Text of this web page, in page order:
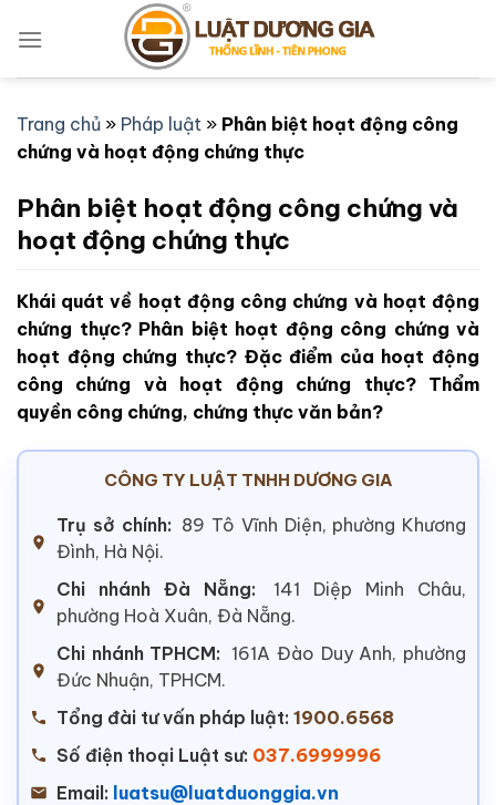
qua
Trang chủ » Pháp luật » Phân biệt hoạt động công
chứng và hoạt động chứng thực
Phân biệt hoạt động công chứng và
hoạt động chứng thực
Khái quát về hoạt động công chứng và hoạt động
chứng thực? Phân biệt hoạt động công chứng và
hoạt động chứng thực? Đặc điểm của hoạt động
công chứng và hoạt động chứng thực? Thẩm
quyền công chứng, chứng thực văn bản?
CÔNG TY LUẬT TNHH DƯƠNG GIA
Trụ sở chính: 89 Tô Vĩnh Diện, phường Khương
Đình, Hà Nội.
Chi nhánh Đà Nẵng:
141 Diệp Minh Châu,
phường Hoà Xuân, Đà Nẵng.
Chi nhánh TPHCM: 161A Đào Duy Anh, phường
Đức Nhuận, TPHCM.
Tổng đài tư vấn pháp luật: 1900.6568
Số điện thoại Luật sư: 037.6999996
Email: luatsu@luatduonggia.vn